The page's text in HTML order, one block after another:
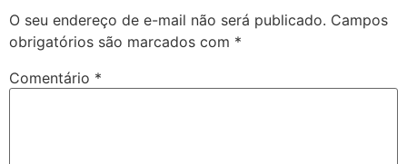
O seu endereço de e-mail não será publicado. Campos
obrigatórios são marcados com *
Comentário *